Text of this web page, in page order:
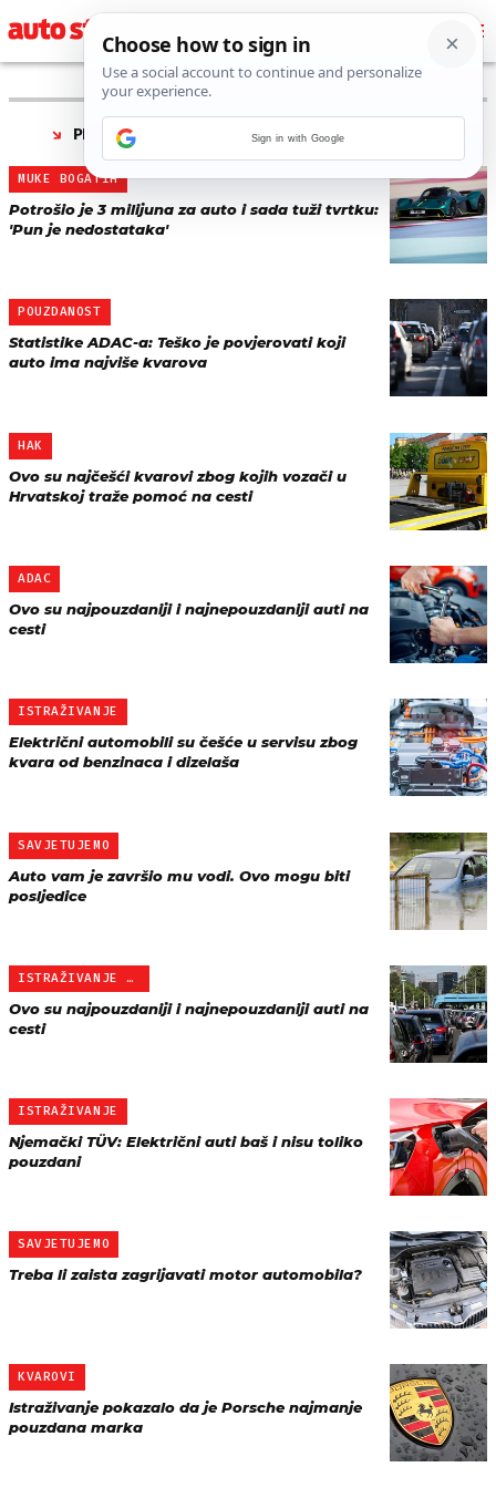
PRONAĐENO 36 REZULTATA ZA TAG “
MUKE BOGATIH
Potrošio je 3 milijuna za auto i sada tuži tvrtku:
'Pun je nedostataka'
POUZDANOST
Statistike ADAC-a: Teško je povjerovati koji
auto ima najviše kvarova
HAK
Ovo su najčešći kvarovi zbog kojih vozači u
Hrvatskoj traže pomoć na cesti
ADAC
Ovo su najpouzdaniji i najnepouzdaniji auti na
cesti
ISTRAŽIVANJE
Električni automobili su češće u servisu zbog
kvara od benzinaca i dizelaša
SAVJETUJEMO
Auto vam je završio mu vodi. Ovo mogu biti
posljedice
ISTRAŽIVANJE ADAC-A
Ovo su najpouzdaniji i najnepouzdaniji auti na
cesti
ISTRAŽIVANJE
Njemački TÜV: Električni auti baš i nisu toliko
pouzdani
SAVJETUJEMO
Treba li zaista zagrijavati motor automobila?
KVAROVI
Istraživanje pokazalo da je Porsche najmanje
pouzdana marka
Sign in with Google